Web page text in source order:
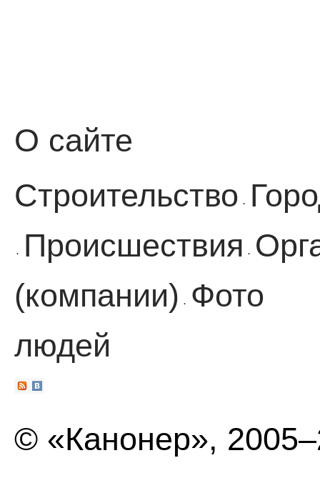
О сайте
Строительство ·
· Происшествия ·
(компании)
·
Фото
людей
© «Канонер»,